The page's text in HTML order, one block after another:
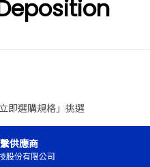
Deposition
即選購規格」挑選
供應商
股份有限公司